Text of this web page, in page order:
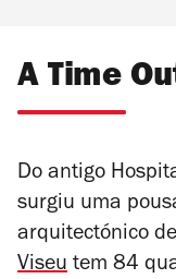
A Time
Do antigo
surgiu uma
arquitectónico
Viseu tem 84